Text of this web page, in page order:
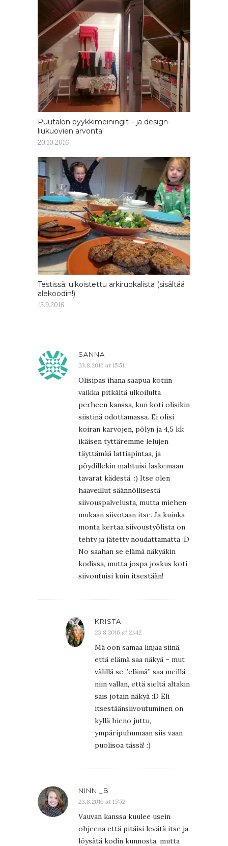
Puutalon pyykkimeiningit – ja design-
liukuovien arvonta!
20.10.2016
Testissä: ulkoistettu arkiruokalista (sisältää
alekoodin!)
13.9.2016
SANNA
23.8.2016 at 15:51
Olisipas ihana saapua kotiin
vaikka pitkältä ulkoilulta
perheen kanssa, kun koti olisikin
siistinä odottamassa. Ei olisi
koiran karvojen, pölyn ja 4,5 kk
ikäisen tyttäremme lelujen
täyttämää lattiapintaa, ja
pöydillekin mahtuisi laskemaan
tavarat kädestä. :) Itse olen
haaveillut säännöllisestä
siivouspalvelusta, mutta miehen
mukaan siivotaan itse. Ja kuinka
monta kertaa siivoustyölista on
tehty ja jätetty noudattamatta :D
No saahan se elämä näkyäkin
kodissa, mutta jospa joskus koti
siivoutuisi kuin itsestään!
KRISTA
23.8.2016 at 21:42
Mä oon samaa linjaa siinä,
että elämä saa näkyä – mut
välillä se ”elämä” saa meillä
niin vallan, että sieltä altakin
sais jotain näkyä :D Eli
itsestäänsiivoutuminen on
kyllä hieno juttu,
ympäripuhumaan siis vaan
puolisoa tässä! :)
NINNI_B
23.8.2016 at 15:52
Vauvan kanssa kuulee usein
ohjeena että pitäisi levätä itse ja
löysätä kodin kunnosta, mutta